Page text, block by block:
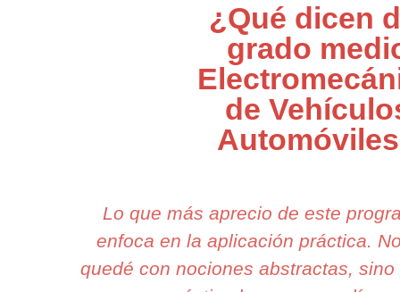
¿Qué dicen
grado
de
Lo que más aprecio de este
enfoca en la aplicación práctica.
quedé con nociones abstractas,